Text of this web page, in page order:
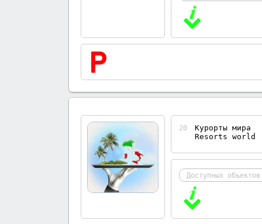
20
Курорты мира
Resorts world
Доступных объектов